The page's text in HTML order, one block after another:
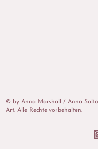
© by Anna Marshall / Anna Salto
Art. Alle Rechte vorbehalten.